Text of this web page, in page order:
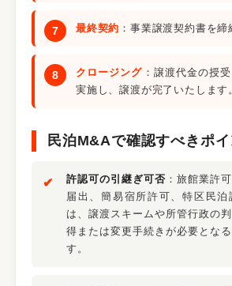
最終契約 ：事業譲渡契約書を締
クロージング ：譲渡代金の授
実施し、譲渡が完了いたします
民泊M&Aで確認すべきポイ
許認可の引継ぎ可否 ：旅館業許
届出、簡易宿所許可、特区民泊
は、譲渡スキームや所管行政の
得または変更手続きが必要とな
す。